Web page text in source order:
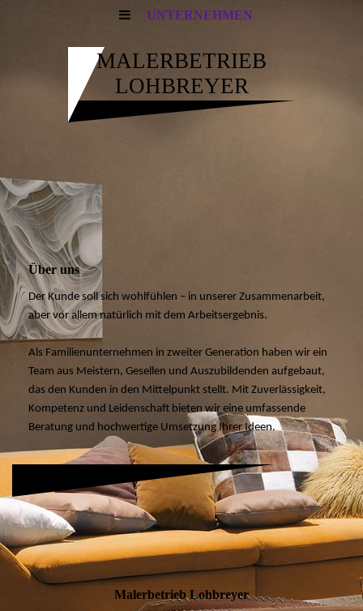
UNTERNEHMEN
MALERBETRIEB
LOHBREYER
Über uns
Der Kunde soll sich wohlfühlen – in unserer Zusammenarbeit,
aber vor allem natürlich mit dem Arbeitsergebnis.
Als Familienunternehmen in zweiter Generation haben wir ein
Team aus Meistern, Gesellen und Auszubildenden aufgebaut,
das den Kunden in den Mittelpunkt stellt. Mit Zuverlässigkeit,
Kompetenz und Leidenschaft bieten wir eine umfassende
Beratung und hochwertige Umsetzung Ihrer Ideen.
Malerbetrieb Lohbreyer